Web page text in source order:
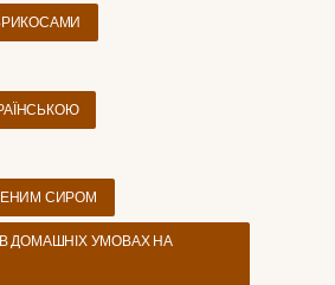
СИРОМ
ДОМАШНІХ УМОВАХ НА